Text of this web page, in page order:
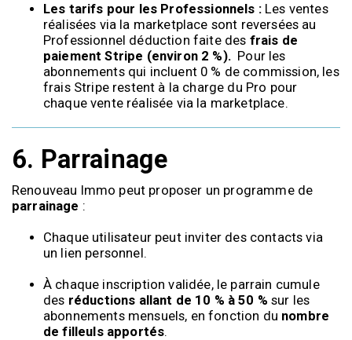
Les tarifs pour les Professionnels : Les ventes
réalisées via la marketplace sont reversées au
Professionnel déduction faite des frais de
paiement Stripe (environ 2 %). Pour les
abonnements qui incluent 0 % de commission, les
frais Stripe restent à la charge du Pro pour
chaque vente réalisée via la marketplace.
6. Parrainage
Renouveau Immo peut proposer un programme de
parrainage :
Chaque utilisateur peut inviter des contacts via
un lien personnel.
À chaque inscription validée, le parrain cumule
des réductions allant de 10 % à 50 % sur les
abonnements mensuels, en fonction du nombre
de filleuls apportés.